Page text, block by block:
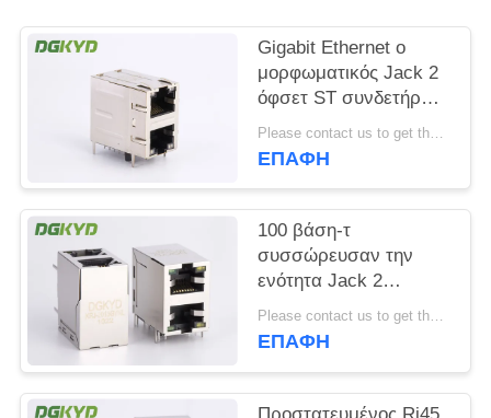
ΠΟΛΙΤΙΚΉ
ΜΥΣΤΙΚΌΤΗΤΑΣ
Gigabit Ethernet ο
μορφωματικός Jack 2
όφσετ ST συνδετήρων
2x1 λιμένων RJ45/Jk
με Leds
Please contact us to get the latest price. MOQ:1 κομμάτι
ΕΠΑΦΉ
100 βάση-τ
συσσώρευσαν την
ενότητα Jack 2
λιμένων RJ45 με
Magnetics η εμβύθιση
Please contact us to get the latest price. MOQ:1 κομμάτι
ΕΠΑΦΉ
Προστατευμένος Rj45